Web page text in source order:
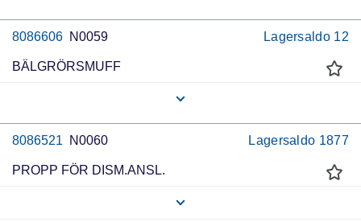
8086606 N0059 Lagersaldo 12
BÄLGRÖRSMUFF
8086521 N0060 Lagersaldo 1877
PROPP FÖR DISM.ANSL.